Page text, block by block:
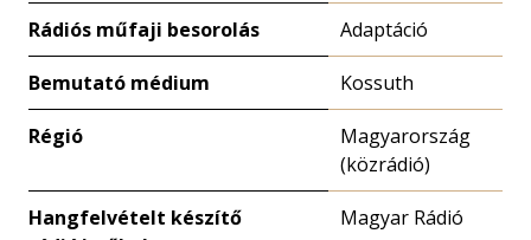
Rádiós műfaji besorolás Adaptáció
Bemutató médium Kossuth
Régió
Magyarország
(közrádió)
Hangfelvételt készítő
Magyar Rádió